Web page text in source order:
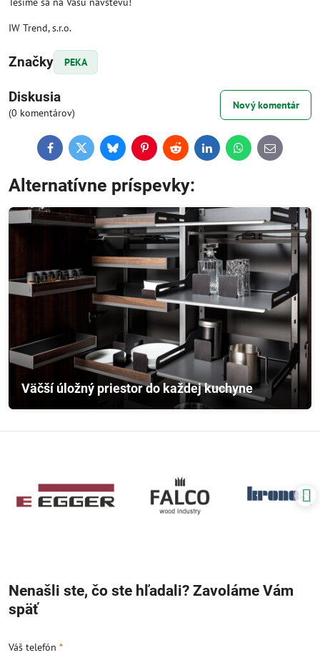
IW Trend, s.r.o.
Značky PEKA
Diskusia
(0 komentárov)
Nový komentár
FacebookTwitterBlueskyPinterestReddit LinkedInWhatsApp
E-
mail
Alternatívne príspevky:
Väčší úložný priestor do každej kuchyne
Nenašli ste, čo ste hľadali? Zavoláme Vám
späť
Váš telefón *